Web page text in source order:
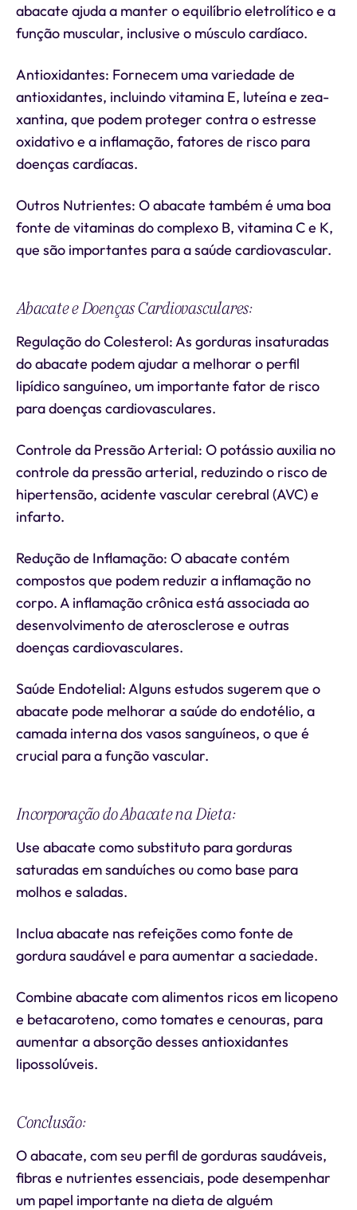
abacate ajuda a manter o equilíbrio eletrolítico e a
função muscular, inclusive o músculo cardíaco.
Antioxidantes: Fornecem uma variedade de
antioxidantes, incluindo vitamina E, luteína e zea-
xantina, que podem proteger contra o estresse
oxidativo e a inflamação, fatores de risco para
doenças cardíacas.
Outros Nutrientes: O abacate também é uma boa
fonte de vitaminas do complexo B, vitamina C e K,
que são importantes para a saúde cardiovascular.
Abacate e Doenças Cardiovasculares:
Regulação do Colesterol: As gorduras insaturadas
do abacate podem ajudar a melhorar o perfil
lipídico sanguíneo, um importante fator de risco
para doenças cardiovasculares.
Controle da Pressão Arterial: O potássio auxilia no
controle da pressão arterial, reduzindo o risco de
hipertensão, acidente vascular cerebral (AVC) e
infarto.
Redução de Inflamação: O abacate contém
compostos que podem reduzir a inflamação no
corpo. A inflamação crônica está associada ao
desenvolvimento de aterosclerose e outras
doenças cardiovasculares.
Saúde Endotelial: Alguns estudos sugerem que o
abacate pode melhorar a saúde do endotélio, a
camada interna dos vasos sanguíneos, o que é
crucial para a função vascular.
Incorporação do Abacate na Dieta:
Use abacate como substituto para gorduras
saturadas em sanduíches ou como base para
molhos e saladas.
Inclua abacate nas refeições como fonte de
gordura saudável e para aumentar a saciedade.
Combine abacate com alimentos ricos em licopeno
e betacaroteno, como tomates e cenouras, para
aumentar a absorção desses antioxidantes
lipossolúveis.
Conclusão:
O abacate, com seu perfil de gorduras saudáveis,
fibras e nutrientes essenciais, pode desempenhar
um papel importante na dieta de alguém